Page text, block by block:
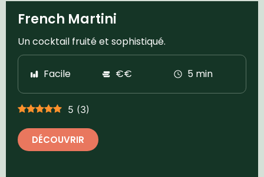
French Martini
Un cocktail fruité et sophistiqué.
Facile €€ 5 min
5 (3)
DÉCOUVRIR